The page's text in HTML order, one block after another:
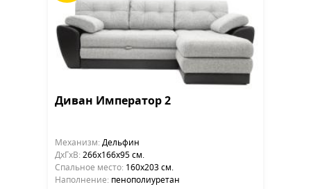
Диван Император 2
Механизм: Дельфин
ДхГхВ: 266х166x95 см.
Cпальное место: 160х203 см.
Наполнение: пенополиуретан